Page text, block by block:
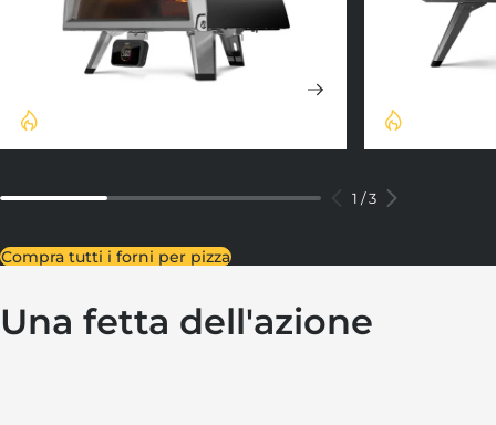
1 /3
Compra tutti i forni per pizza
Una fetta dell'azione